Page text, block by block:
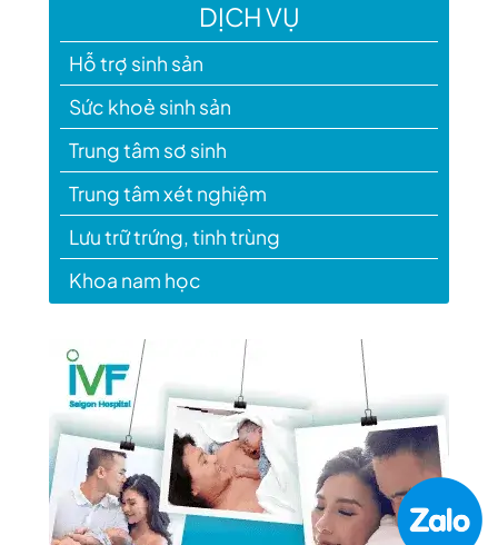
DỊCH VỤ
Hỗ trợ sinh sản
Sức khoẻ sinh sản
Trung tâm sơ sinh
Trung tâm xét nghiệm
Lưu trữ trứng, tinh trùng
Khoa nam học